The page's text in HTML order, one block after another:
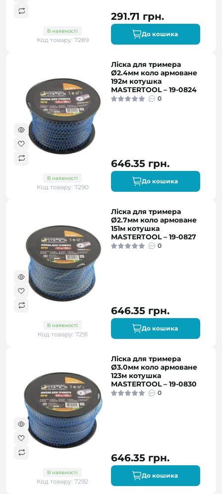
В наявності
Код товару: 7289
291.71 грн.
До кошика
В наявності
Код товару: 7290
Ліска для тримера
Ø2.4мм коло армоване
192м котушка
MASTERTOOL – 19-0824
0
646.35 грн.
До кошика
В наявності
Код товару: 7291
Ліска для тримера
Ø2.7мм коло армоване
151м котушка
MASTERTOOL – 19-0827
0
646.35 грн.
До кошика
В наявності
Код товару: 7292
Ліска для тримера
Ø3.0мм коло армоване
123м котушка
MASTERTOOL – 19-0830
0
646.35 грн.
До кошика